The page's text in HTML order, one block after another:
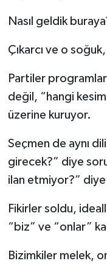
Nasıl geldik
Çıkarcı ve o
Partiler
değil, “hangi
üzerine kuruyor.
Seçmen de aynı
girecek?” diye
ilan etmiyor?” diye
Fikirler soldu,
“biz” ve “onlar”
Bizimkiler melek,